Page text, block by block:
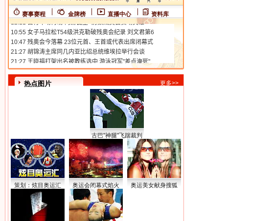
赛事赛程 金牌榜 直播中心 资料库
热点图片 更多>>
古巴"神腿"飞踹裁判
策划：炫目奥运汇 奥运会闭幕式焰火 奥运美女献身搜狐